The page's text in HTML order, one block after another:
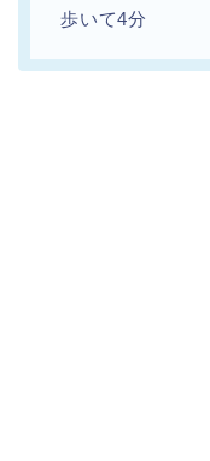
歩いて4分